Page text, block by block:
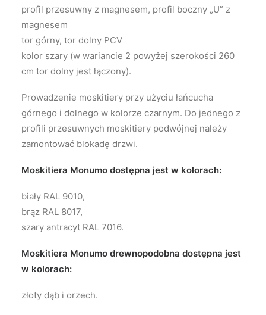
profil przesuwny z magnesem, profil boczny „U” z
magnesem
tor górny, tor dolny PCV
kolor szary (w wariancie 2 powyżej szerokości 260
cm tor dolny jest łączony).
Prowadzenie moskitiery przy użyciu łańcucha
górnego i dolnego w kolorze czarnym. Do jednego z
profili przesuwnych moskitiery podwójnej należy
zamontować blokadę drzwi.
Moskitiera Monumo dostępna jest w kolorach:
biały RAL 9010,
brąz RAL 8017,
szary antracyt RAL 7016.
Moskitiera Monumo drewnopodobna dostępna jest
w kolorach:
złoty dąb i orzech.